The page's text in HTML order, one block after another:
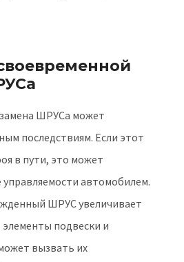
ШРУСа может
последствиям. Если этот
в пути, это может
управляемости автомобилем.
ШРУС увеличивает
элементы подвески и
вызвать их